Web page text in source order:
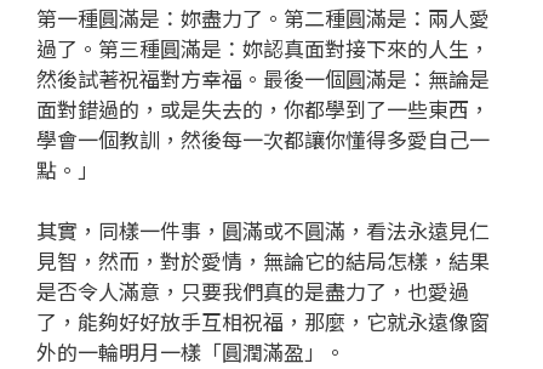
第一種圓滿是：妳盡力了。第二種圓滿是：兩人愛
過了。第三種圓滿是：妳認真面對接下來的人生，
然後試著祝福對方幸福。最後一個圓滿是：無論是
面對錯過的，或是失去的，你都學到了一些東西，
學會一個教訓，然後每一次都讓你懂得多愛自己一
點。」
其實，同樣一件事，圓滿或不圓滿，看法永遠見仁
見智，然而，對於愛情，無論它的結局怎樣，結果
是否令人滿意，只要我們真的是盡力了，也愛過
了，能夠好好放手互相祝福，那麼，它就永遠像窗
外的一輪明月一樣「圓潤滿盈」。